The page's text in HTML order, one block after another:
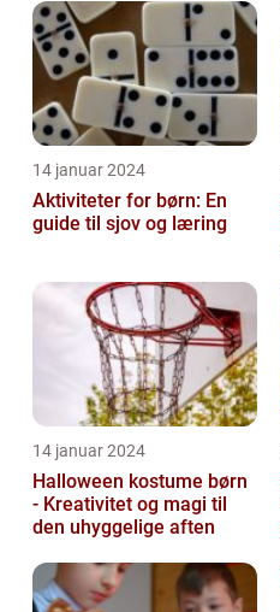
14 januar 2024
Aktiviteter for børn: En
guide til sjov og læring
14 januar 2024
Halloween kostume børn
- Kreativitet og magi til
den uhyggelige aften